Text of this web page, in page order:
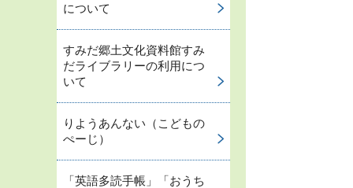
について
すみだ郷土文化資料館すみ
だライブラリーの利用につ
いて
りようあんない（こどもの
ぺーじ）
「英語多読手帳」「おうち